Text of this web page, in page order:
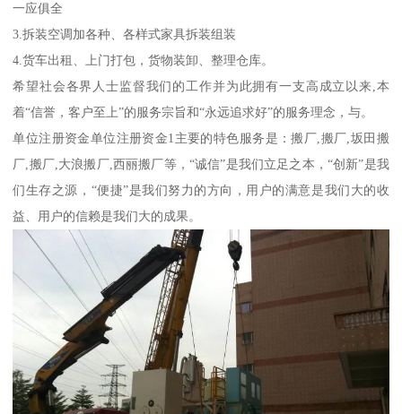
一应俱全
3.拆装空调加各种、各样式家具拆装组装
4.货车出租、上门打包，货物装卸、整理仓库。
希望社会各界人士监督我们的工作并为此拥有一支高成立以来,本
着“信誉，客户至上”的服务宗旨和“永远追求好”的服务理念，与。
单位注册资金单位注册资金1主要的特色服务是：搬厂,搬厂,坂田搬
厂,搬厂,大浪搬厂,西丽搬厂等，“诚信”是我们立足之本，“创新”是我
们生存之源，“便捷”是我们努力的方向，用户的满意是我们大的收
益、用户的信赖是我们大的成果。